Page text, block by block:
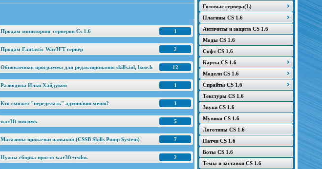
Готовые сервера(L)
Плагины CS 1.6
Античиты и защита CS 1.6
Моды CS 1.6
Софт CS 1.6
Карты CS 1.6
Модели CS 1.6
Спрайты CS 1.6
Текстуры CS 1.6
Звуки CS 1.6
Мувики CS 1.6
Логотипы CS 1.6
Патчи CS 1.6
Боты CS 1.6
Темы и заставки CS 1.6
1
Продам мониторинг серверов Cs 1.6
2
Продам Fantastic War3FT сервер
12
Обновлённая программа для редактирования skills.inl, base.h
1
Разводила Илья Хайдуков
1
Кто сможет "переделать" админ/вип меню?
5
war3ft мяснмк
7
Магазины прокачки навыков (CSSB Skills Pump System)
2
Нужна сборка просто war3ft+csdm.